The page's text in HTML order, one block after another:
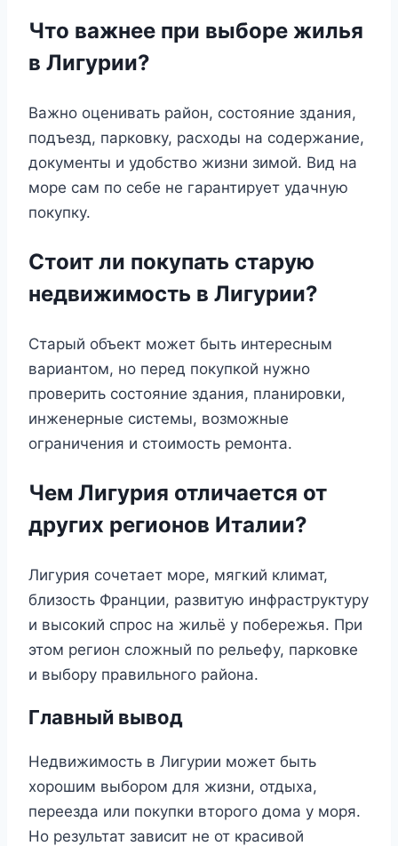
Что важнее при выборе жилья
в Лигурии?
Важно оценивать район, состояние здания,
подъезд, парковку, расходы на содержание,
документы и удобство жизни зимой. Вид на
море сам по себе не гарантирует удачную
покупку.
Стоит ли покупать старую
недвижимость в Лигурии?
Старый объект может быть интересным
вариантом, но перед покупкой нужно
проверить состояние здания, планировки,
инженерные системы, возможные
ограничения и стоимость ремонта.
Чем Лигурия отличается от
других регионов Италии?
Лигурия сочетает море, мягкий климат,
близость Франции, развитую инфраструктуру
и высокий спрос на жильё у побережья. При
этом регион сложный по рельефу, парковке
и выбору правильного района.
Главный вывод
Недвижимость в Лигурии может быть
хорошим выбором для жизни, отдыха,
переезда или покупки второго дома у моря.
Но результат зависит не от красивой